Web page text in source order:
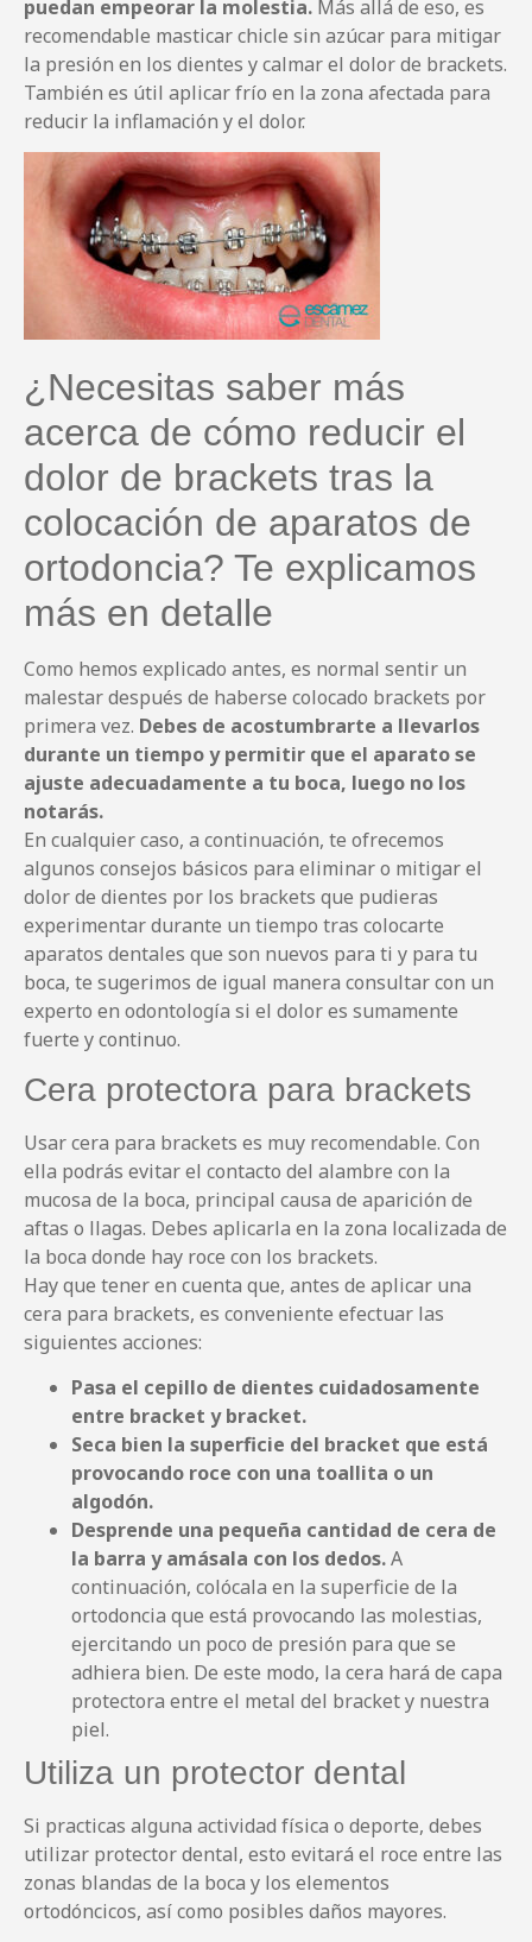
puedan empeorar la molestia. Más allá de eso, es
recomendable masticar chicle sin azúcar para mitigar
la presión en los dientes y calmar el dolor de brackets.
También es útil aplicar frío en la zona afectada para
reducir la inflamación y el dolor.
¿Necesitas saber más
acerca de cómo reducir el
dolor de brackets tras la
colocación de aparatos de
ortodoncia? Te explicamos
más en detalle
Como hemos explicado antes, es normal sentir un
malestar después de haberse colocado brackets por
primera vez. Debes de acostumbrarte a llevarlos
durante un tiempo y permitir que el aparato se
ajuste adecuadamente a tu boca, luego no los
notarás.
En cualquier caso, a continuación, te ofrecemos
algunos consejos básicos para eliminar o mitigar el
dolor de dientes por los brackets que pudieras
experimentar durante un tiempo tras colocarte
aparatos dentales que son nuevos para ti y para tu
boca, te sugerimos de igual manera consultar con un
experto en odontología si el dolor es sumamente
fuerte y continuo.
Cera protectora para brackets
Usar cera para brackets es muy recomendable. Con
ella podrás evitar el contacto del alambre con la
mucosa de la boca, principal causa de aparición de
aftas o llagas. Debes aplicarla en la zona localizada de
la boca donde hay roce con los brackets.
Hay que tener en cuenta que, antes de aplicar una
cera para brackets, es conveniente efectuar las
siguientes acciones:
Pasa el cepillo de dientes cuidadosamente
entre bracket y bracket.
Seca bien la superficie del bracket que está
provocando roce con una toallita o un
algodón.
Desprende una pequeña cantidad de cera de
la barra y amásala con los dedos.A
continuación, colócala en la superficie de la
ortodoncia que está provocando las molestias,
ejercitando un poco de presión para que se
adhiera bien. De este modo, la cera hará de capa
protectora entre el metal del bracket y nuestra
piel.
Utiliza un protector dental
Si practicas alguna actividad física o deporte, debes
utilizar protector dental, esto evitará el roce entre las
zonas blandas de la boca y los elementos
ortodóncicos, así como posibles daños mayores.